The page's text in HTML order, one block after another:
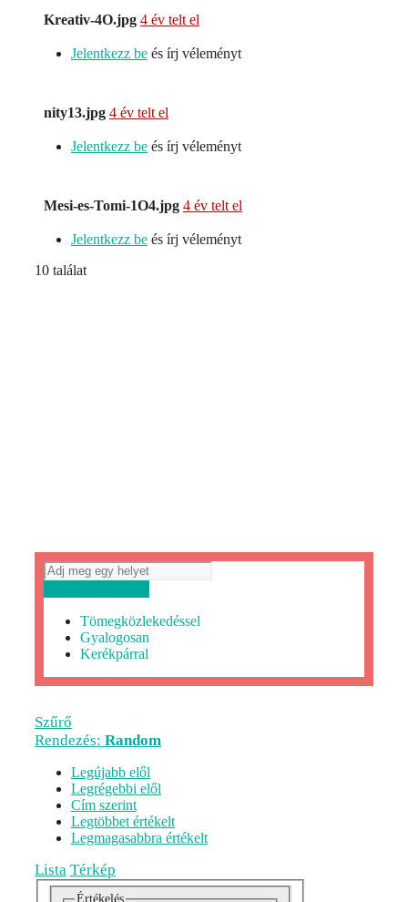
Kreativ-4O.jpg 4 év telt el
Jelentkezz be és írj véleményt
nity13.jpg 4 év telt el
Jelentkezz be és írj véleményt
Mesi-es-Tomi-1O4.jpg 4 év telt el
Jelentkezz be és írj véleményt
10 találat
Tömegközlekedéssel
Gyalogosan
Kerékpárral
Szűrő
Rendezés: Random
Legújabb elől
Legrégebbi elől
Cím szerint
Legtöbbet értékelt
Legmagasabbra értékelt
Lista Térkép
Értékelés